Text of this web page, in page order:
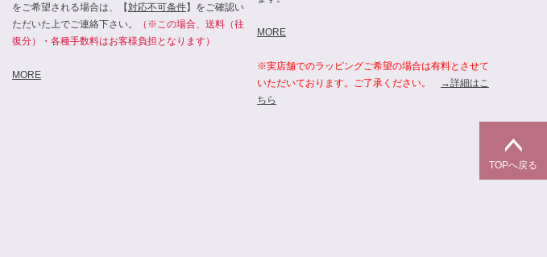
TOPへ戻る
をご希望される場合は、【対応不可条件】をご確認い
ただいた上でご連絡下さい。
（※この場合、送料（往
復分）・各種手数料はお客様負担となります）
MORE
MORE
※実店舗でのラッピングご希望の場合は有料とさせて
いただいております。ご了承ください。
→詳細はこ
ちら